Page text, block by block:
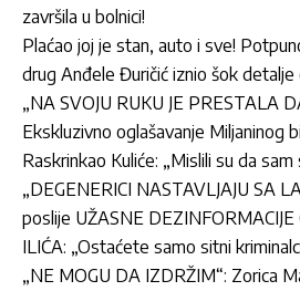
završila u bolnici!
Plaćao joj je stan, auto i sve!
drug Anđele Đuričić iznio šok detalje
„NA SVOJU RUKU JE PRESTALA
Ekskluzivno oglašavanje Miljaninog
Raskrinkao Kuliće: „Mislili su da
„DEGENERICI NASTAVLJAJU SA
poslije UŽASNE
ILIĆA: „Ostaćete samo sitni
„NE MOGU DA IZDRŽIM“: Zorica